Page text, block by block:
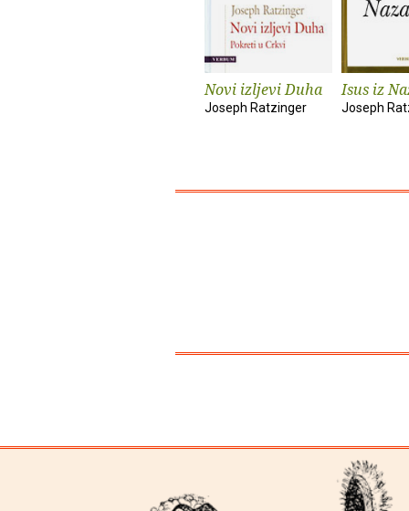
Novi izljevi Duha
Joseph Ratzinger
Isus iz
Joseph